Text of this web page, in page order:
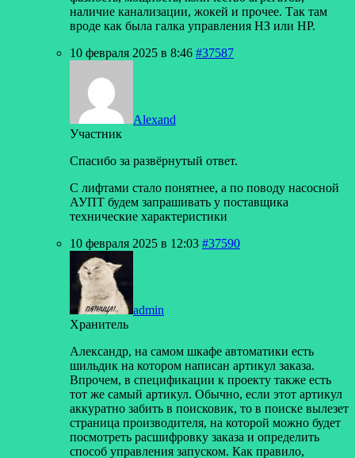
наличие канализации, жокей и прочее. Так там
вроде как была галка управления НЗ или НР.
10 февраля 2025 в 8:46 #37587
Alexand
Участник
Спасибо за развёрнутый ответ.
С лифтами стало понятнее, а по поводу насосной
АУПТ будем запрашивать у поставщика
технические характеристики
10 февраля 2025 в 12:03 #37590
admin
Хранитель
Александр, на самом шкафе автоматики есть
шильдик на котором написан артикул заказа.
Впрочем, в спецификации к проекту также есть
тот же самый артикул. Обычно, если этот артикул
аккуратно забить в поисковик, то в поиске вылезет
страница производителя, на которой можно будет
посмотреть расшифровку заказа и определить
способ управления запуском. Как правило,